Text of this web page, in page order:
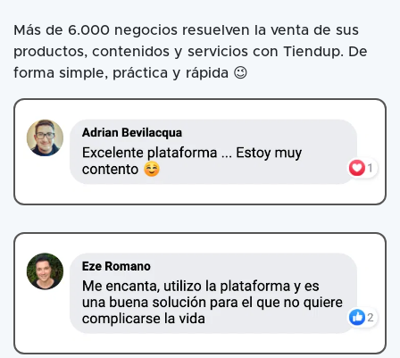
Más de 6.000 negocios resuelven la venta de sus
productos, contenidos y servicios con Tiendup. De
forma simple, práctica y rápida 😉